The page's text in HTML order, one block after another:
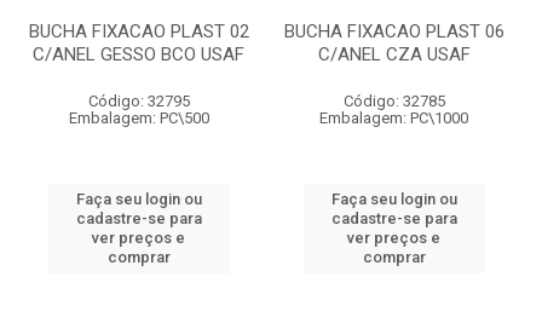
BUCHA FIXACAO PLAST 02
C/ANEL GESSO BCO USAF
Código: 32795
Embalagem: PC\500
Faça seu login ou
cadastre-se para
ver preços e
comprar
BUCHA FIXACAO PLAST 06
C/ANEL CZA USAF
Código: 32785
Embalagem: PC\1000
Faça seu login ou
cadastre-se para
ver preços e
comprar